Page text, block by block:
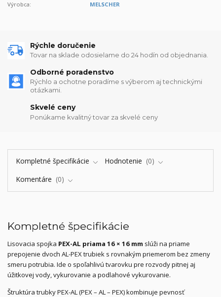
Výrobca:
MELSCHER
Rýchle doručenie
Tovar na sklade odosielame do 24 hodín od objednania.
Odborné poradenstvo
Rýchlo a ochotne poradíme s výberom aj technickými
otázkami.
Skvelé ceny
Ponúkame kvalitný tovar za skvelé ceny
Kompletné špecifikácie Hodnotenie
0
Komentáre
0
Kompletné špecifikácie
Lisovacia spojka PEX-AL priama 16 × 16 mm slúži na priame
prepojenie dvoch AL-PEX trubiek s rovnakým priemerom bez zmeny
smeru potrubia. Ide o spoľahlivú tvarovku pre rozvody pitnej aj
úžitkovej vody, vykurovanie a podlahové vykurovanie.
Štruktúra trubky PEX-AL (PEX – AL – PEX) kombinuje pevnosť